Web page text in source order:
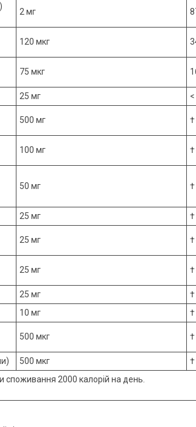
2 мг
120 мкг
75 мкг
25 мг
500 мг †
100 мг †
50 мг †
25 мг
†
25 мг †
25 мг †
25 мг
†
10 мг
†
500 мкг †
500 мкг
†
споживання 2000 калорій на день.